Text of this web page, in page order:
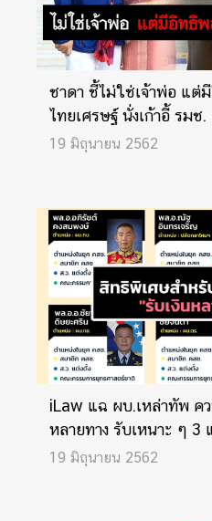
ชาดา ชี้ไม่ใช่เจ้าพ่อ แ
ไทยเศรษฐ์ นั่งเก้าอี้ รมช
19 มิถุนายน 2562
iLaw แฉ ผบ.เหล่าทัพ คว
หลายทาง รับเหนาะ ๆ 3
19 มิถุนายน 2562